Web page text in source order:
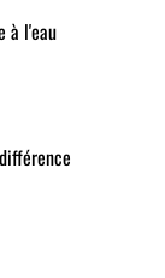
à l'eau